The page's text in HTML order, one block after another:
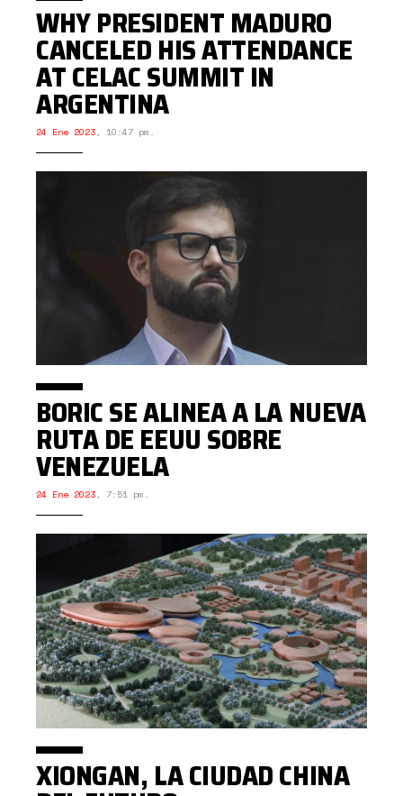
WHY PRESIDENT MADURO
CANCELED HIS ATTENDANCE
AT CELAC SUMMIT IN
ARGENTINA
24 Ene 2023, 10:47 pm.
BORIC SE ALINEA A LA NUEVA
RUTA DE EEUU SOBRE
VENEZUELA
24 Ene 2023, 7:51 pm.
XIONGAN, LA CIUDAD CHINA